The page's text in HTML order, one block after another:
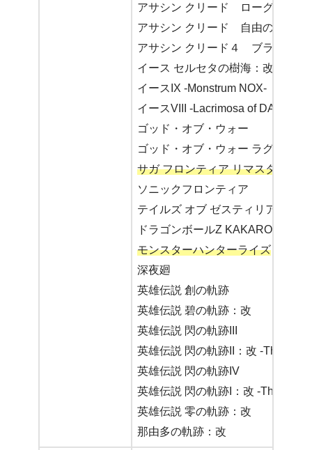
アサシン クリード ローグ リマ
アサシン クリード 自由の叫び
アサシン クリード４ ブラック フ
イース セルセタの樹海：改
イースIX -Monstrum NOX-
イースVIII -Lacrimosa of DANA-
ゴッド・オブ・ウォー
ゴッド・オブ・ウォー ラグナロク
サガ フロンティア リマスター
ソニックフロンティア
テイルズ オブ ゼスティリア
ドラゴンボールZ KAKAROT
モンスターハンターライズ
深夜廻
英雄伝説 創の軌跡
英雄伝説 碧の軌跡：改
英雄伝説 閃の軌跡III
英雄伝説 閃の軌跡II：改 -The
英雄伝説 閃の軌跡IV
英雄伝説 閃の軌跡I：改 -Thors
英雄伝説 零の軌跡：改
那由多の軌跡：改